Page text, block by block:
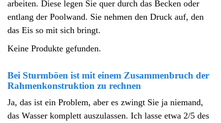
arbeiten. Diese legen Sie quer durch das Becken oder
entlang der Poolwand. Sie nehmen den Druck auf, den
das Eis so mit sich bringt.
Keine Produkte gefunden.
Bei Sturmböen ist mit einem Zusammenbruch der
Rahmenkonstruktion zu rechnen
Ja, das ist ein Problem, aber es zwingt Sie ja niemand,
das Wasser komplett auszulassen. Ich lasse etwa 2/5 des